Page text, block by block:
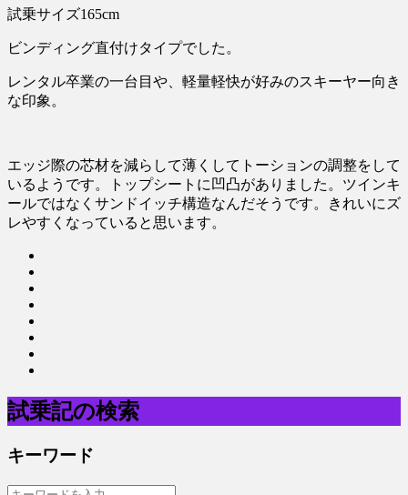
試乗サイズ165cm
ビンディング直付けタイプでした。
レンタル卒業の一台目や、軽量軽快が好みのスキーヤー向き
な印象。
エッジ際の芯材を減らして薄くしてトーションの調整をして
いるようです。トップシートに凹凸がありました。ツインキ
ールではなくサンドイッチ構造なんだそうです。きれいにズ
レやすくなっていると思います。
試乗記の検索
キーワード